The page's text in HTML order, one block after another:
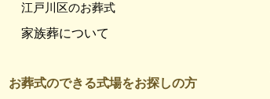
江戸川区のお葬式
家族葬について
お葬式のできる式場をお探しの方